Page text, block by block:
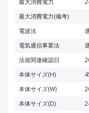
最大消費電力(備考)
電波法
電気通信事業法
法規関連確認日
本体サイズ(H)
本体サイズ(W)
本体サイズ(D)